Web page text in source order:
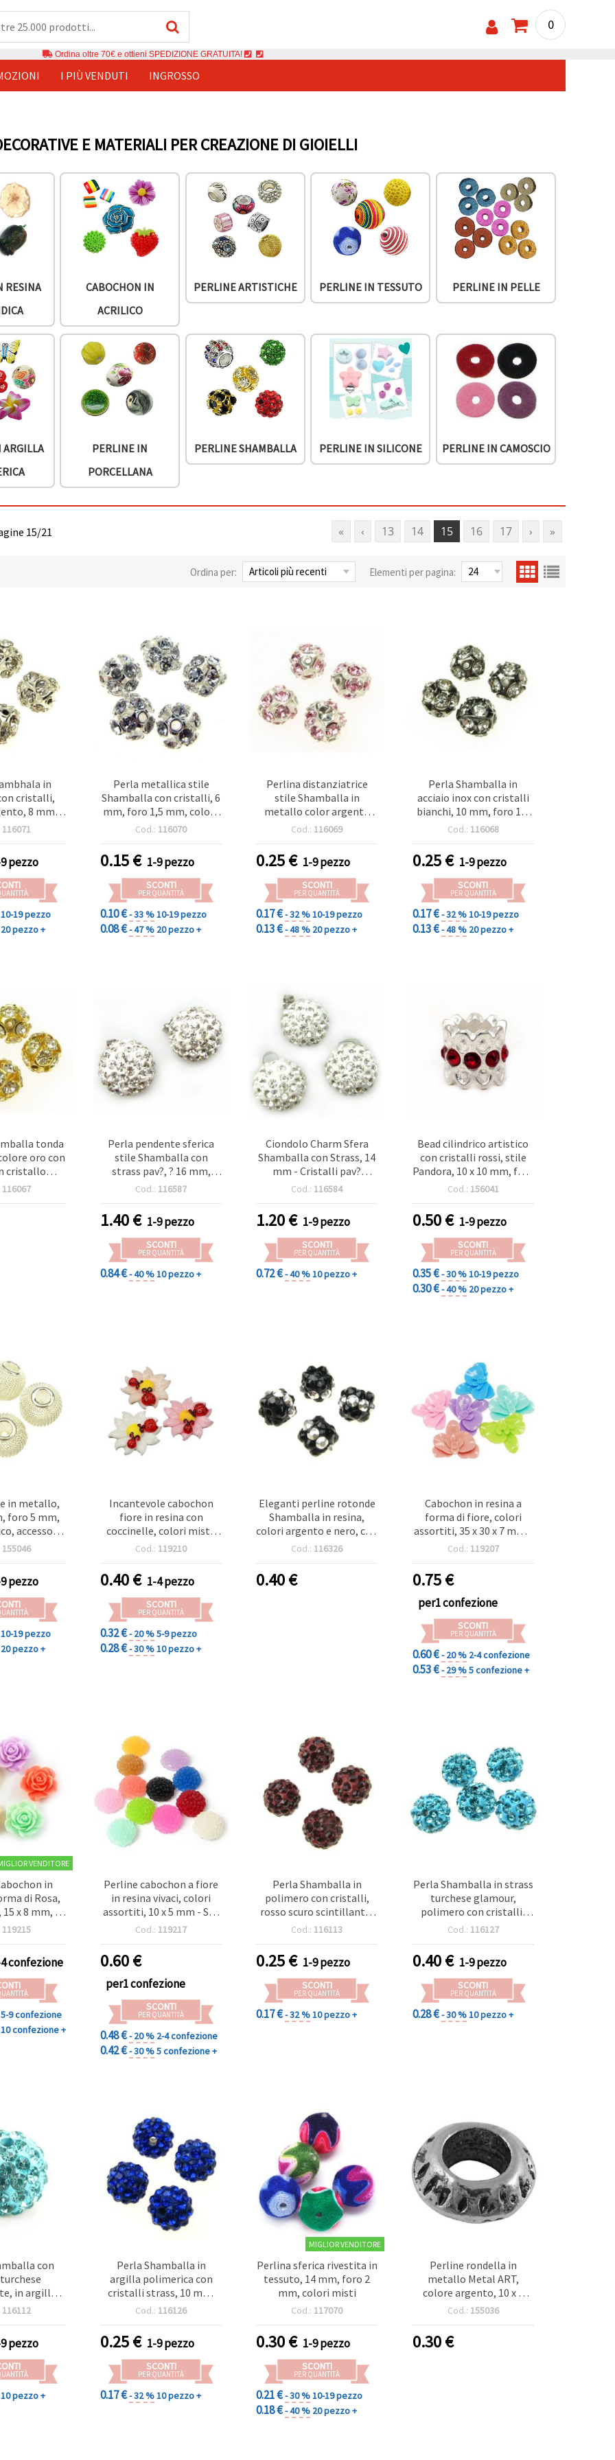
0
Ordina oltre 70€ e ottieni SPEDIZIONE GRATUITA!
I PIÙ VENDUTI INGROSSO
E MATERIALI PER CREAZIONE DI GIOIELLI
RESINA
CABOCHON IN
ACRILICO
PERLINE ARTISTICHE PERLINE IN TESSUTO PERLINE IN PELLE
PERLINE IN
PORCELLANA
PERLINE SHAMBALLA PERLINE IN SILICONE PERLINE IN CAMOSCIO
« ‹ 13 14 15 16 17 › »
15/21
Ordina per: Elementi per pagina:
in
cristalli,
8 mm,
fornitur
116071
pezzo
10-19 pezzo
20 pezzo +
Perla metallica stile
Shamballa con cristalli, 6
mm, foro 1,5 mm, colore
argento
Cod.: 116070
0.15€ 1-9 pezzo
SCONTI
PER QUANTITÀ
0.10 €- 33 %10-19 pezzo
0.08 €- 47 % 20 pezzo +
Perlina distanziatrice
stile Shamballa in
metallo color argento
con cristalli rosa chiaro,
Cod.: 116069
0.25€ 1-9 pezzo
SCONTI
PER QUANTITÀ
0.17 €- 32 %10-19 pezzo
0.13 €- 48 % 20 pezzo +
Perla Shamballa in
acciaio inox con cristalli
bianchi, 10 mm, foro 1,5
mm
Cod.: 116068
0.25€ 1-9 pezzo
SCONTI
PER QUANTITÀ
0.17 €- 32 %10-19 pezzo
0.13 €- 48 % 20 pezzo +
tonda
oro con
cristallo
10 mm, foro
116067
Perla pendente sferica
stile Shamballa con
strass pav?, ? 16 mm,
cristallo color argento
Cod.: 116587
1.40€ 1-9 pezzo
SCONTI
PER QUANTITÀ
0.84 €- 40 %10 pezzo +
Ciondolo Charm Sfera
Shamballa con Strass, 14
mm - Cristalli pav?
bianchi su sfera in
con asola superiore, fai?
da?te
Cod.: 116584
1.20€ 1-9 pezzo
SCONTI
PER QUANTITÀ
0.72 €- 40 %10 pezzo +
Bead cilindrico artistico
con cristalli rossi, stile
Pandora, 10 x 10 mm, foro
5 mm
Cod.: 156041
0.50€ 1-9 pezzo
SCONTI
PER QUANTITÀ
0.35 €- 30 %10-19 pezzo
0.30 €- 40 % 20 pezzo +
in metallo,
foro 5 mm,
accessori,
pz
155046
pezzo
10-19 pezzo
20 pezzo +
Incantevole cabochon
fiore in resina con
coccinelle, colori misti,
27 x 6,5 mm - pezzo unico
Cod.: 119210
0.40€ 1-4 pezzo
SCONTI
PER QUANTITÀ
0.32 €- 20 %5-9 pezzo
0.28 €- 30 %10 pezzo +
Eleganti perline rotonde
Shamballa in resina,
colori argento e nero, con
cristalli, 10 mm, foro 2
e progetti, set da 4 pz
Cod.: 116326
0.40€
Cabochon in resina a
forma di fiore, colori
assortiti, 35 x 30 x 7 mm -
5 pz
Cod.: 119207
0.75€
per1 confezione
SCONTI
PER QUANTITÀ
0.60 €- 20 % 2-4 confezione
0.53 €- 29 %5 confezione +
VENDITORE
in
di Rosa,
x 8 mm, 10
pz
119215
confezione
5-9 confezione
10 confezione +
Perline cabochon a fiore
in resina vivaci, colori
assortiti, 10 x 5 mm - Set
da 20 pz, e progetti
Cod.: 119217
0.60€
per1 confezione
SCONTI
PER QUANTITÀ
0.48 €- 20 % 2-4 confezione
0.42 €- 30 %5 confezione +
Perla Shamballa in
polimero con cristalli,
rosso scuro scintillante,
10 mm, foro 1,5 mm -
accessori
Cod.: 116113
0.25€ 1-9 pezzo
SCONTI
PER QUANTITÀ
0.17 €- 32 %10 pezzo +
Perla Shamballa in strass
turchese glamour,
polimero con cristalli,
tonda 10 mm, foro 1,5
Cod.: 116127
0.40€ 1-9 pezzo
SCONTI
PER QUANTITÀ
0.28 €- 30 %10 pezzo +
con
in argilla
rotonda, 10
116112
pezzo
10 pezzo +
Perla Shamballa in
argilla polimerica con
cristalli strass, 10 mm,
foro 1,5 mm, blu scuro
Cod.: 116126
0.25€ 1-9 pezzo
SCONTI
PER QUANTITÀ
0.17 €- 32 %10 pezzo +
MIGLIOR VENDITORE
Perlina sferica rivestita in
tessuto, 14 mm, foro 2
mm, colori misti
Cod.: 117070
0.30€ 1-9 pezzo
SCONTI
PER QUANTITÀ
0.21 €- 30 %10-19 pezzo
0.18 €- 40 % 20 pezzo +
Perline rondella in
metallo Metal ART,
colore argento, 10 x 5
mm, foro 5 mm, set da 5
Cod.: 155036
0.30€